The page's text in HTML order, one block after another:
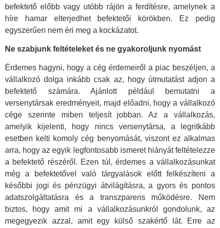
befektető előbb vagy utóbb rájön a ferdítésre, amelynek a
híre hamar elterjedhet befektetői körökben. Ez pedig
egyszerűen nem éri meg a kockázatot.
Ne szabjunk feltételeket és ne gyakoroljunk nyomást
Érdemes hagyni, hogy a cég érdemeiről a piac beszéljen, a
vállalkozó dolga inkább csak az, hogy útmutatást adjon a
befektető számára. Ajánlott például bemutatni a
versenytársak eredményeit, majd előadni, hogy a vállalkozó
cége szerinte miben teljesít jobban. Az a vállalkozás,
amelyik kijelenti, hogy nincs versenytársa, a legritkább
esetben kelti komoly cég benyomását, viszont ez alkalmas
arra, hogy az egyik legfontosabb ismeret hiányát feltételezze
a befektető részéről. Ezen túl, érdemes a vállalkozásunkat
még a befektetővel való tárgyalások előtt felkészíteni a
későbbi jogi és pénzügyi átvilágításra, a gyors és pontos
adatszolgáltatásra és a transzparens működésre. Nem
biztos, hogy amit mi a vállalkozásunkról gondolunk, az
megegyezik azzal, amit egy külső szakértő lát. Erre az